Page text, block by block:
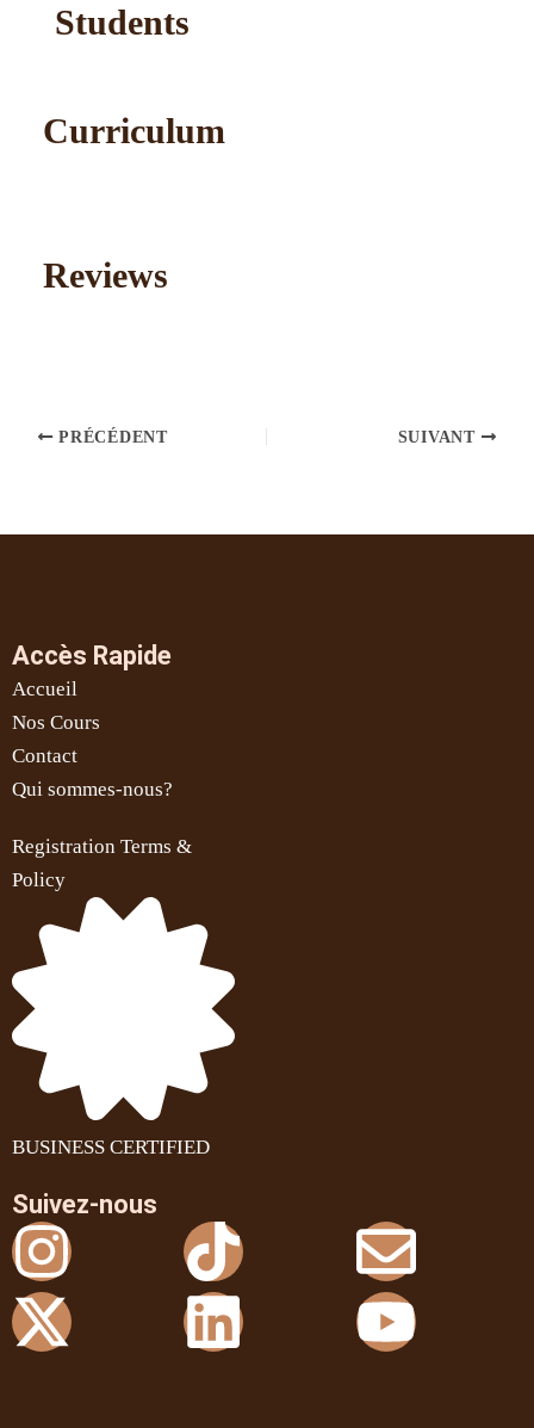
Students
Curriculum
Reviews
PRÉCÉDENT SUIVANT
Accès Rapide
Accueil
Nos Cours
Contact
Qui sommes-nous?
Registration Terms &
Policy
BUSINESS CERTIFIED
Suivez-nous
InstagramTiktok
X-
twitter
Linkedin